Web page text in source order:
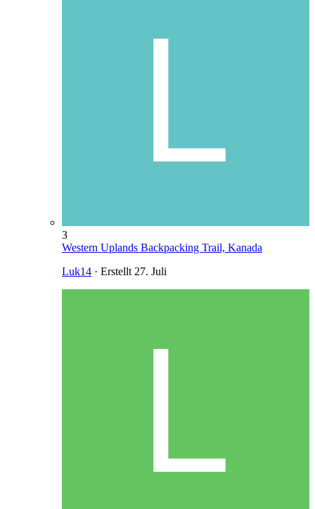
3
Western Uplands Backpacking Trail, Kanada
Luk14 · Erstellt 27. Juli